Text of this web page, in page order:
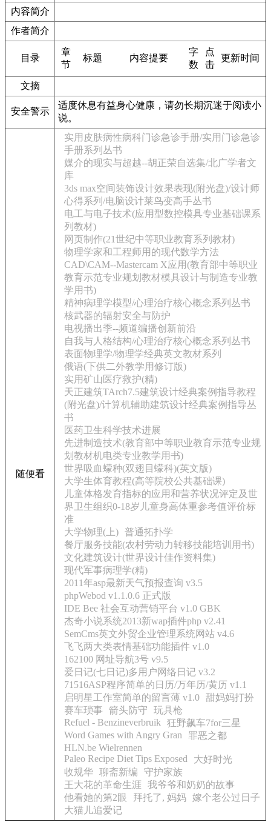
内容简介
作者简介
目录
章
节
标题 内容提要
字
数
点
击
更新时间
文摘
安全警示
适度休息有益身心健康，请勿长期沉迷于阅读小
说。
随便看
实用皮肤病性病科门诊急诊手册/实用门诊急诊
手册系列丛书
媒介的现实与超越--胡正荣自选集/北广学者文
库
3ds max空间装饰设计效果表现(附光盘)/设计师
心得系列/电脑设计莱鸟变高手丛书
电工与电子技术(应用型数控模具专业基础课系
列教材)
网页制作(21世纪中等职业教育系列教材)
物理学家和工程师用的现代数学方法
CAD\CAM--Mastercam X应用(教育部中等职业
教育示范专业规划教材模具设计与制造专业教
学用书)
精神病理学模型/心理治疗核心概念系列丛书
核武器的辐射安全与防护
电视播出季--频道编播创新前沿
自我与人格结构/心理治疗核心概念系列丛书
表面物理学/物理学经典英文教材系列
俄语(下供二外教学用修订版)
实用矿山医疗救护(精)
天正建筑TArch7.5建筑设计经典案例指导教程
(附光盘)/计算机辅助建筑设计经典案例指导丛
书
医药卫生科学技术进展
先进制造技术(教育部中等职业教育示范专业规
划教材机电类专业教学用书)
世界吸血蠓种(双翅目蠓科)(英文版)
大学生体育教程(高等院校公共基础课)
儿童体格发育指标的应用和营养状况评定及世
界卫生组织0-18岁儿童身高体重参考值评价标
准
大学物理(上) 普通拓扑学
餐厅服务技能(农村劳动力转移技能培训用书)
文化建筑设计(世界设计佳作资料集)
现代军事病理学(精)
2011年asp最新天气预报查询 v3.5
phpWebod v1.1.0.6 正式版
IDE Bee 社会互动营销平台 v1.0 GBK
杰奇小说系统2013新wap插件php v2.41
SemCms英文外贸企业管理系统网站 v4.6
飞飞两大类表情基础功能插件 v1.0
162100 网址导航3号 v9.5
爱日记(七日记)多用户网络日记 v3.2
71516ASP程序简单的日历/万年历/黄历 v1.1
启明星工作室简单的留言薄 v1.0 甜妈妈打扮
赛车琐事
箭头防守
玩具枪
Refuel - Benzineverbruik
狂野飙车7for三星
Word Games with Angry Gran
罪恶之都
HLN.be Wielrennen
Paleo Recipe Diet Tips Exposed
大好时光
收规华 聊斋新编
守护家族
王大花的革命生涯
我爷爷和奶奶的故事
他看她的第2眼
拜托了, 妈妈 嫁个老公过日子
大猫儿追爱记